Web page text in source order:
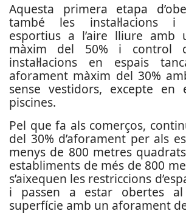
Aquesta primera etapa
també les instal·lacions i
esportius a l’aire lliure amb
màxim del 50% i control
instal·lacions en espais
aforament màxim del 30%
sense vestidors, excepte
piscines.
Pel que fa als comerços,
del 30% d’aforament per als
menys de 800 metres
establiments de més de 800
s’aixequen les restriccions
i passen a estar obertes
superfície amb un aforament